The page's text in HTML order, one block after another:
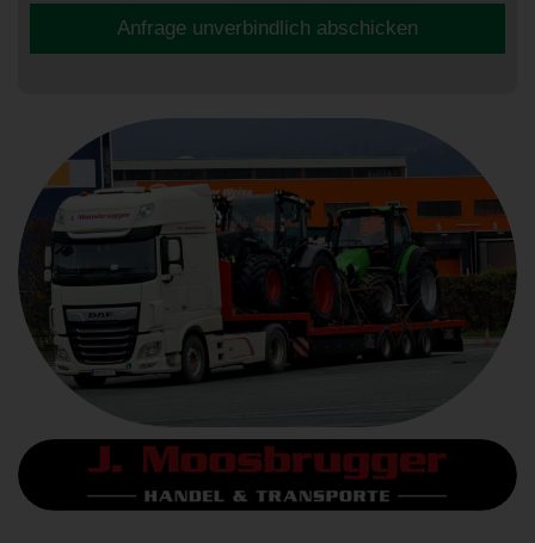
Anfrage unverbindlich abschicken